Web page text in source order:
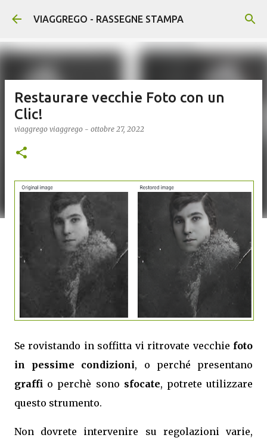
Passa ai contenuti principali
VIAGGREGO - RASSEGNE STAMPA
Restaurare vecchie Foto con un
Clic!
viaggrego viaggrego - ottobre 27, 2022
Se rovistando in soffitta vi ritrovate vecchie foto
in pessime condizioni, o perché presentano
graffi o perchè sono sfocate, potrete utilizzare
questo strumento.
Non dovrete intervenire su regolazioni varie,